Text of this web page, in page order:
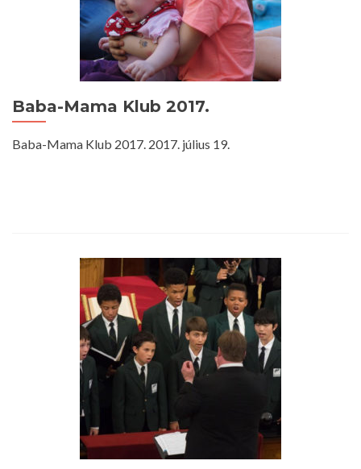
Baba-Mama Klub 2017.
Baba-Mama Klub 2017. 2017. július 19.